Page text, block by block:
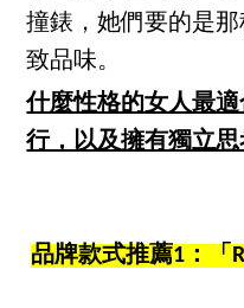
撞錶，她們要的是
致品味。
什麼性格的女人最
行，以及擁有獨立思
品牌款式推薦1：「